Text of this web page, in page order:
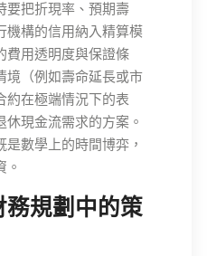
要把折現率、預期壽
機構的信用納入精算模
費用透明度與保證條
境（例如壽命延長或市
約在極端情況下的表
現金流需求的方案。
數學上的時間博弈，
。
規劃中的策